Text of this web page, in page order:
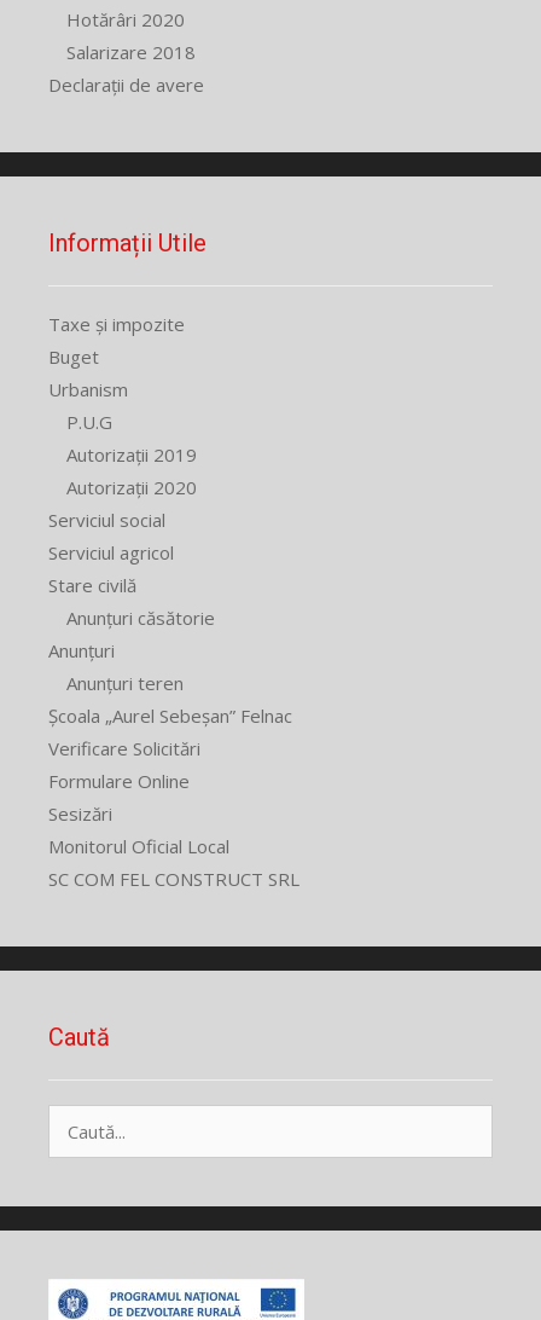
Hotărâri 2020
Salarizare 2018
Declarații de avere
Informații Utile
Taxe și impozite
Buget
Urbanism
P.U.G
Autorizații 2019
Autorizații 2020
Serviciul social
Serviciul agricol
Stare civilă
Anunțuri căsătorie
Anunțuri
Anunțuri teren
Școala „Aurel Sebeșan” Felnac
Verificare Solicitări
Formulare Online
Sesizări
Monitorul Oficial Local
SC COM FEL CONSTRUCT SRL
Caută
după: